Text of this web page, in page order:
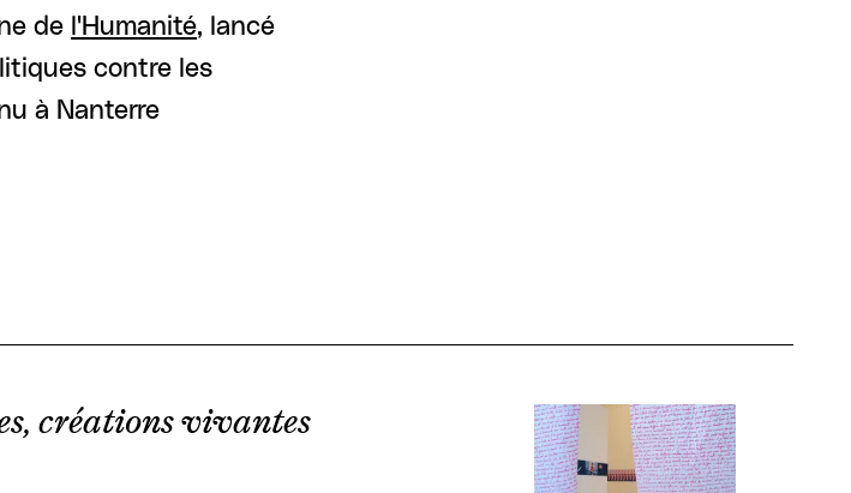
de l'Humanité, lancé
contre les
à Nanterre
créations vivantes